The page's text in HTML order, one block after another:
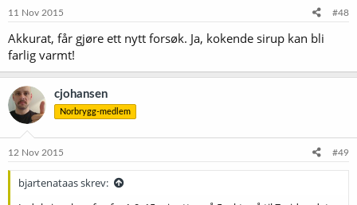
11 Nov 2015 #48
Akkurat, får gjøre ett nytt forsøk. Ja, kokende sirup kan bli
farlig varmt!
cjohansen
Norbrygg-medlem
12 Nov 2015 #49
bjartenataas skrev: